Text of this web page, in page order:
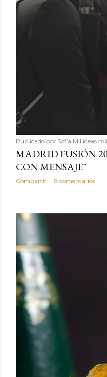
Publicado por Sofía Mil ideas
MADRID FUSIÓN
CON MENSAJE"
Compartir 8 comentarios